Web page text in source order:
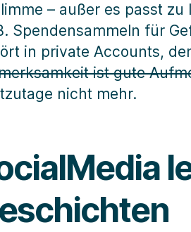
– außer es passt
Spendensammeln für
in private Accounts,
ist gute
nicht mehr.